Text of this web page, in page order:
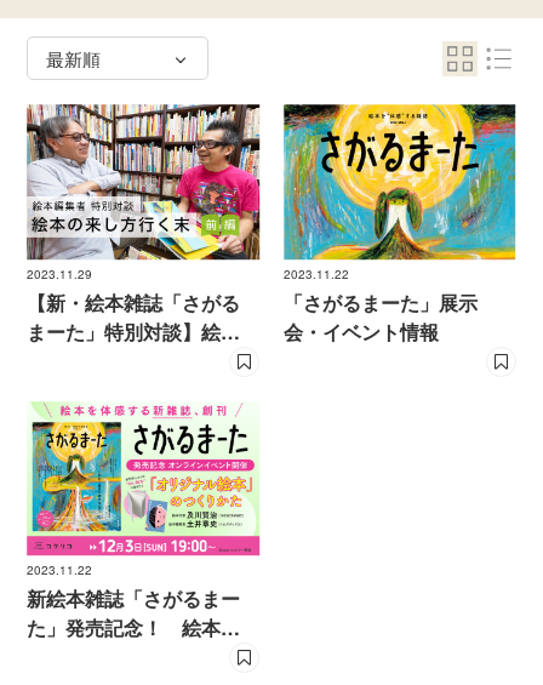
2023.11.29
【新・絵本雑誌「さがる
まーた」特別対談】絵本
編集者 土井章史×筒井大
2023.11.22
「さがるまーた」展示
会・イベント情報
2023.11.22
新絵本雑誌「さがるまー
た」発売記念！ 絵本作